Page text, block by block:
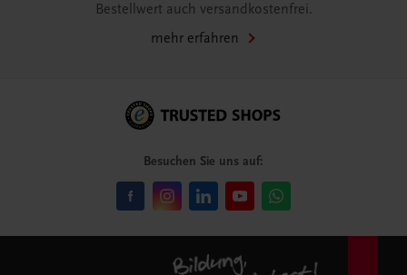
Bestellwert auch versandkostenfrei.
mehr erfahren
Besuchen Sie uns auf: